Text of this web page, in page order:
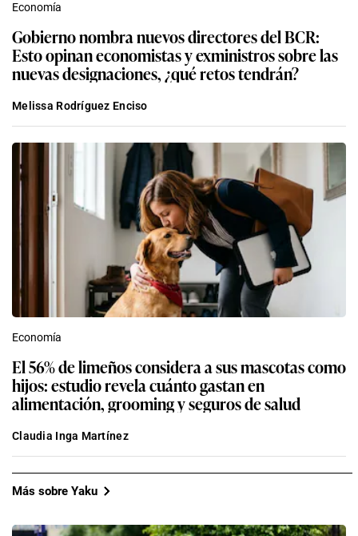
Economía
Gobierno nombra nuevos directores del BCR:
Esto opinan economistas y exministros sobre las
nuevas designaciones, ¿qué retos tendrán?
Melissa Rodríguez Enciso
Economía
El 56% de limeños considera a sus mascotas como
hijos: estudio revela cuánto gastan en
alimentación, grooming y seguros de salud
Claudia Inga Martínez
Más sobre Yaku